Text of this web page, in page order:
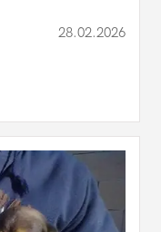
28.02.2026